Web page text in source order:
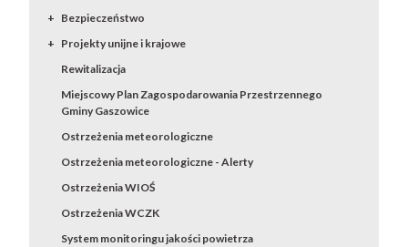
Bezpieczeństwo
Projekty unijne i krajowe
Rewitalizacja
Miejscowy Plan Zagospodarowania Przestrzennego
Gminy Gaszowice
Ostrzeżenia meteorologiczne
Ostrzeżenia meteorologiczne - Alerty
Ostrzeżenia WIOŚ
Ostrzeżenia WCZK
System monitoringu jakości powietrza